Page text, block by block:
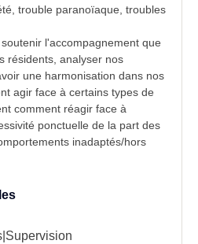
trouble paranoïaque, troubles
l'accompagnement que
résidents, analyser nos
une harmonisation dans nos
agir face à certains types de
comment réagir face à
ponctuelle de la part des
inadaptés/hors